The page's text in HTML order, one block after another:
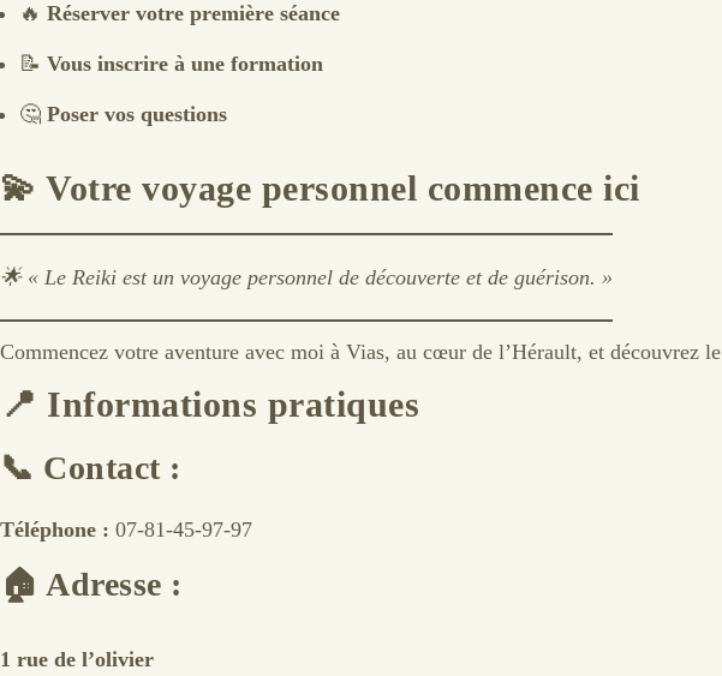
🔥 Réserver votre première séance
📝 Vous inscrire à une formation
🤔 Poser vos questions
💫 Votre voyage personnel commence ici
🌟 « Le Reiki est un voyage personnel de découverte et de guérison. »
Commencez votre aventure avec moi à Vias, au cœur de l’Hérault, et découvrez le
📍 Informations pratiques
📞 Contact :
Téléphone : 07-81-45-97-97
🏠 Adresse :
1 rue de l’olivier